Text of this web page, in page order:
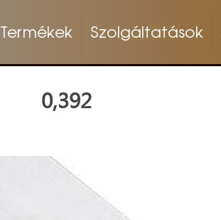
Termékek Szolgáltatások
0,392